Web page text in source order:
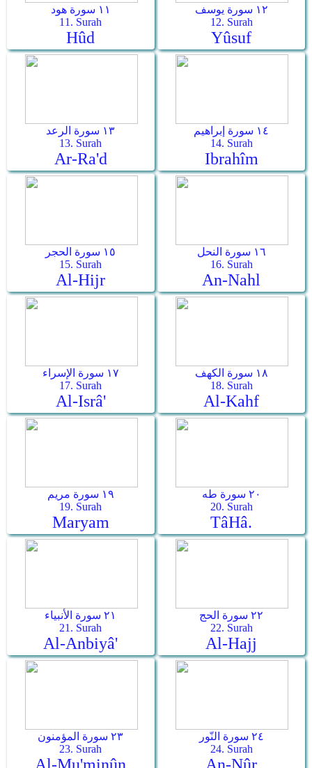
١١ سورة هود
11. Surah
Hûd
١٢ سورة يوسف
12. Surah
Yûsuf
١٣ سورة الرعد
13. Surah
Ar-Ra'd
١٤ سورة إبراهيم
14. Surah
Ibrahîm
١٥ سورة الحجر
15. Surah
Al-Hijr
١٦ سورة النحل
16. Surah
An-Nahl
١٧ سورة الإسراء
17. Surah
Al-Isrâ'
١٨ سورة الكهف
18. Surah
Al-Kahf
١٩ سورة مريم
19. Surah
Maryam
٢٠ سورة طه
20. Surah
Tâ­Hâ.
٢١ سورة الأنبياء
21. Surah
Al-Anbiyâ'
٢٢ سورة الحج
22. Surah
Al-Hajj
٢٣ سورة المؤمنون
23. Surah
٢٤ سورة النّور
24. Surah